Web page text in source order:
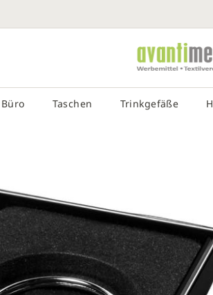
# DRÜCKEN SIE DIE
Büro Taschen Trinkgefäße
Ende
der
Bildergalerie
springen